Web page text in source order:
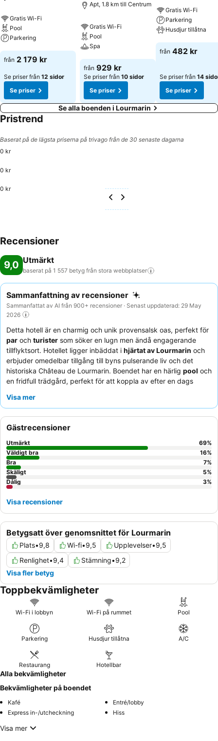
Gratis Wi-Fi
Pool
Parkering
Se priser
från 2 179 kr
Se priser från 12 sidor
Se priser
Apt, 1.8 km till Centrum
Gratis Wi-Fi
Pool
Spa
Se priser
från 929 kr
Se priser från 10 sidor
Se priser
Gratis Wi-Fi
Parkering
Husdjur tillåtna
Se priser
från 482 kr
Se priser från 14
Se priser
Se alla boenden i Lourmarin
Pristrend
Baserat på de lägsta priserna på trivago från de 30 senaste dagarna
0 kr
0 kr
0 kr
Recensioner
9,0 Utmärkt
baserat på 1 557 betyg från stora webbplatser
Sammanfattning av recensioner
Sammanfattat av AI från 900+ recensioner · Senast uppdaterad: 29 May
2026
Detta hotell är en charmig och unik provensalsk oas, perfekt för
par och turister som söker en lugn men ändå engagerande
tillflyktsort. Hotellet ligger inbäddat i hjärtat av Lourmarin och
erbjuder omedelbar tillgång till byns pulserande liv och det
historiska Château de Lourmarin. Boendet har en härlig pool och
en fridfull trädgård, perfekt för att koppla av efter en dags
uppmärksamma och professionella personalen
produkter. För en verkligt uppslukande upplevelse, överväg att
hyra enelcykelför att utforska den pittoreska Luberon-
regionen.
Visa mer
Betygsatt över genomsnittet för Lourmarin
Plats•9,8 Wi-fi•9,5 Upplevelser•9,5
Renlighet•9,4 Stämning•9,2
Visa fler betyg
Gästrecensioner
Utmärkt 69%
Väldigt bra
16%
Bra
7%
Skäligt
5%
Dålig
3%
Visa recensioner
Toppbekvämligheter
Wi-Fi i lobbyn Wi-Fi på rummet Pool
Parkering Husdjur tillåtna A/C
Restaurang Hotellbar
Alla bekvämligheter
Bekvämligheter på boendet
Kafé
Entré/lobby
Express in-/utcheckning
Hiss
Visa mer